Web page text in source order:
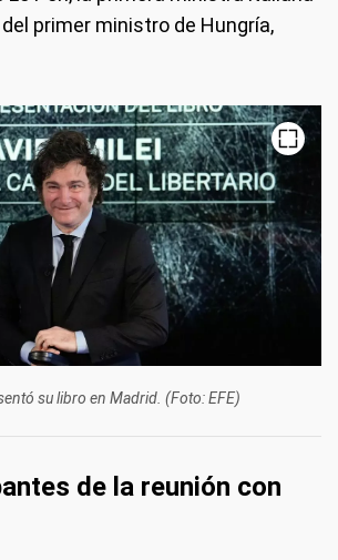
primer ministro de Hungría,
su libro en Madrid. (Foto: EFE)
de la reunión con